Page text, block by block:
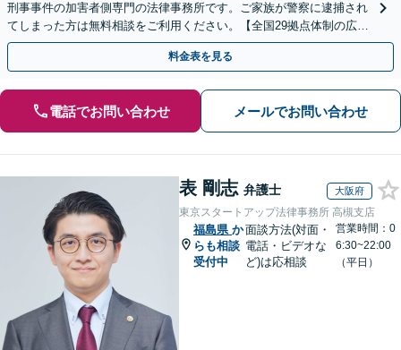
刑事事件の加害者側専門の法律事務所です。ご家族が警察に逮捕され
てしまった方は無料相談をご利用ください。【全国29拠点体制の広域
対応】【弁護士待機中/当日中の電話相談可(予約制)】
料金表を見る
電話でお問い合わせ メールでお問い合わせ
表 剛志 弁護士 大阪府
東京スタートアップ法律事務所 高槻支店
福島県 か
らも相談
受付中
面談方法(対面・
電話・ビデオな
ど)は応相談
営業時間：0
6:30~22:00
（平日）